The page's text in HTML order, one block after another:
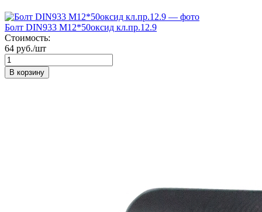
Болт DIN933 М12*50оксид кл.пр.12.9
Стоимость:
64 руб./шт
В корзину